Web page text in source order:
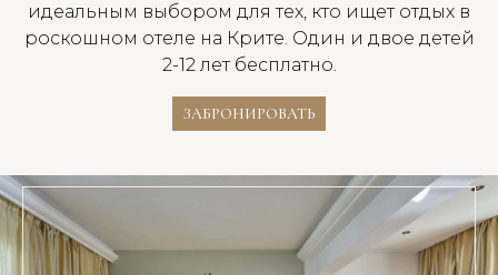
идеальным выбором для тех, кто ищет отдых в
роскошном отеле на Крите. Один и двое детей
2-12 лет бесплатно.
ЗАБРОНИРОВАТЬ